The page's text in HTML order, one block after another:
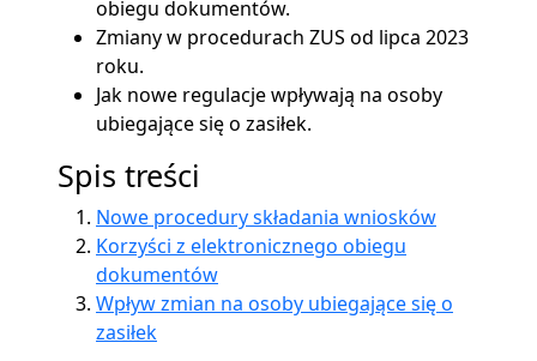
obiegu dokumentów.
Zmiany w procedurach ZUS od lipca 2023
roku.
Jak nowe regulacje wpływają na osoby
ubiegające się o zasiłek.
Spis treści
Nowe procedury składania wniosków
Korzyści z elektronicznego obiegu
dokumentów
Wpływ zmian na osoby ubiegające się o
zasiłek